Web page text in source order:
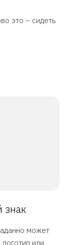
это – сидеть
знак
может
или